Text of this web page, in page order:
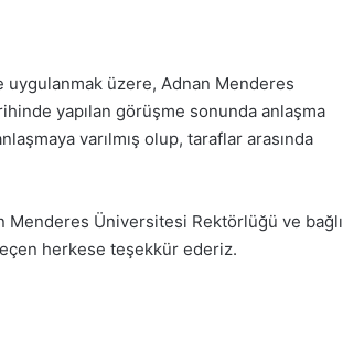
üzere, Adnan Menderes
yapılan görüşme sonunda anlaşma
varılmış olup, taraflar arasında
Menderes Üniversitesi Rektörlüğü ve bağlı
herkese teşekkür ederiz.